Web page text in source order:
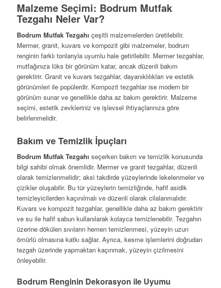
Malzeme Seçimi: Bodrum Mutfak
Tezgahı Neler Var?
Bodrum Mutfak Tezgahı çeşitli malzemelerden üretilebilir.
Mermer, granit, kuvars ve kompozit gibi malzemeler, bodrum
renginin farklı tonlarıyla uyumlu hale getirilebilir. Mermer tezgahlar,
mutfağınıza lüks bir görünüm katar, ancak düzenli bakım
gerektirir. Granit ve kuvars tezgahlar, dayanıklılıkları ve estetik
görünümleri ile popülerdir. Kompozit tezgahlar ise modern bir
görünüm sunar ve genellikle daha az bakım gerektirir. Malzeme
seçimi, estetik zevkleriniz ve işlevsel ihtiyaçlarınıza göre
belirlenmelidir.
Bakım ve Temizlik İpuçları
Bodrum Mutfak Tezgahı seçerken bakım ve temizlik konusunda
bilgi sahibi olmak önemlidir. Mermer ve granit tezgahlar, düzenli
olarak temizlenmelidir; aksi takdirde yüzeylerinde lekelenmeler ve
çizikler oluşabilir. Bu tür yüzeylerin temizliğinde, hafif asidik
temizleyicilerden kaçınılmalı ve düzenli olarak cilalanmalıdır.
Kuvars ve kompozit tezgahlar, genellikle daha az bakım gerektirir
ve su ile hafif sabun kullanılarak kolayca temizlenebilir. Tezgahın
üzerine dökülen sıvıların hemen temizlenmesi, yüzeyin uzun
ömürlü olmasına katkı sağlar. Ayrıca, kesme işlemlerini doğrudan
tezgah üzerinde yapmaktan kaçınmak, yüzeyin çizilmesini
önleyebilir.
Bodrum Renginin Dekorasyon ile Uyumu